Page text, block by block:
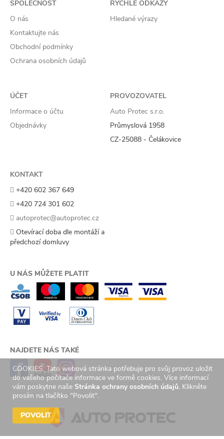
COOKIES: Tato webová stránka potřebuje pro svůj provoz uložit
do vašeho počítače informace ve formě cookies. Více informací
vám poskytne naše Stránka ochrany osobních údajů. Klikněte
prosím na tlačítko "Povolit".
POVOLIT
SPOLEČNOST
O nás
Kontaktujte nás
Obchodní podmínky
Ochrana osobních údajů
RYCHLÉ ODKAZY
Hledané výrazy
ÚČET
Informace o účtu
Objednávky
PROVOZOVATEL
Auto Protec s.r.o.
Průmyslová 1958
CZ-25088 - Čelákovice
KONTAKT
+420 602 367 649
+420 724 301 602
autoprotec@autoprotec.cz
Otevírací doba dle montáží a
předchozí domluvy
U NÁS MŮŽETE PLATIT
NAJDETE NÁS TAKÉ